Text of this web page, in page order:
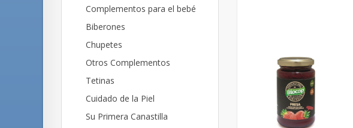
Complementos para el bebé
Biberones
Chupetes
Otros Complementos
Tetinas
Cuidado de la Piel
Su Primera Canastilla